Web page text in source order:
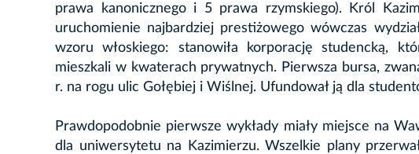
prawa kanonicznego i 5 prawa rzymskiego). Król
uruchomienie najbardziej prestiżowego wówczas
wzoru włoskiego: stanowiła korporację studencką,
mieszkali w kwaterach prywatnych. Pierwsza bursa,
r. na rogu ulic Gołębiej i Wiślnej. Ufundował ją dla
Prawdopodobnie pierwsze wykłady miały miejsce na
dla uniwersytetu na Kazimierzu. Wszelkie plany